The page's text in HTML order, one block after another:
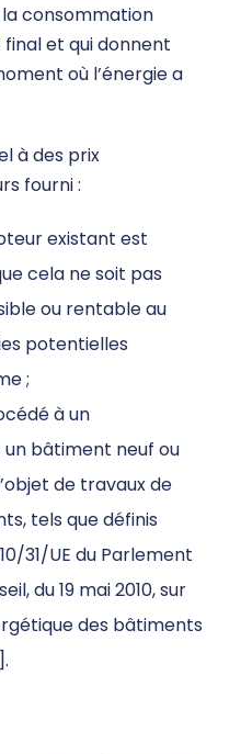
consommation
final et qui donnent
où l’énergie a
à des prix
fourni :
existant est
cela ne soit pas
ou rentable au
potentielles
;
à un
bâtiment neuf ou
de travaux de
tels que définis
31/UE du Parlement
du 19 mai 2010, sur
des bâtiments